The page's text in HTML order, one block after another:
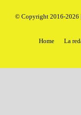
© Copyright 2016-2026
Home
La